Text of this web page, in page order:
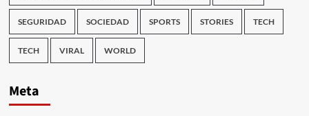
SEGURIDAD SOCIEDAD SPORTS STORIES TECH
TECH VIRAL WORLD
Meta